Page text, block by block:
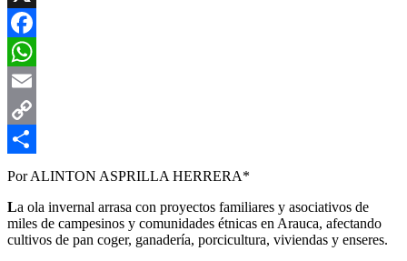
X
Facebook
WhatsApp
Email
Copy
Link
Compartir
Por ALINTON ASPRILLA HERRERA*
La ola invernal arrasa con proyectos familiares y asociativos de
miles de campesinos y comunidades étnicas en Arauca, afectando
cultivos de pan coger, ganadería, porcicultura, viviendas y enseres.